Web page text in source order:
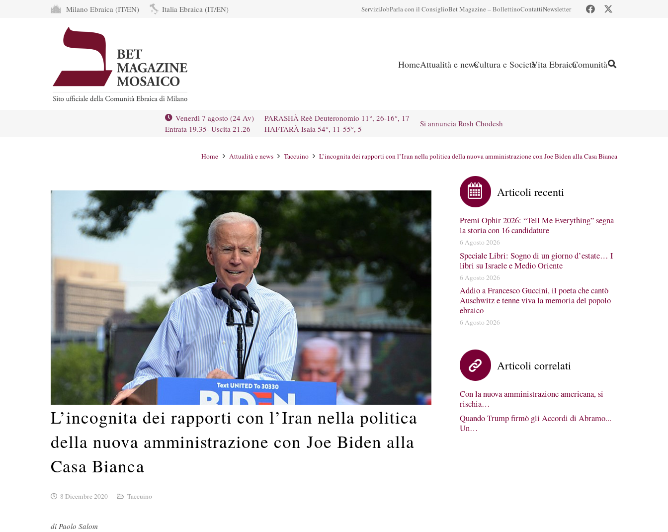
Milano Ebraica (IT/EN) Italia Ebraica (IT/EN) ServiziJobParla con il ConsiglioBet Magazine – BollettinoContattiNewsletter
HomeAttualità e newsCultura e SocietàVita EbraicaComunità
Venerdì 7 agosto (24 Av)
Entrata 19.35- Uscita 21.26
PARASHÀ Reè Deuteronomio 11°, 26-16°, 17
HAFTARÀ Isaia 54°, 11-55°, 5
Si annuncia Rosh Chodesh
Home Attualità e news Taccuino L’incognita dei rapporti con l’Iran nella politica della nuova amministrazione con Joe Biden alla Casa Bianca
L’incognita dei rapporti con l’Iran nella politica
della nuova amministrazione con Joe Biden alla
Casa Bianca
8 Dicembre 2020 Taccuino
di Paolo Salom
Articoli recenti
Premi Ophir 2026: “Tell Me Everything” segna
la storia con 16 candidature
6 Agosto 2026
Speciale Libri: Sogno di un giorno d’estate… I
libri su Israele e Medio Oriente
6 Agosto 2026
Addio a Francesco Guccini, il poeta che cantò
Auschwitz e tenne viva la memoria del popolo
ebraico
6 Agosto 2026
Articoli correlati
Con la nuova amministrazione americana, si
rischia…
Quando Trump firmò gli Accordi di Abramo...
Un…